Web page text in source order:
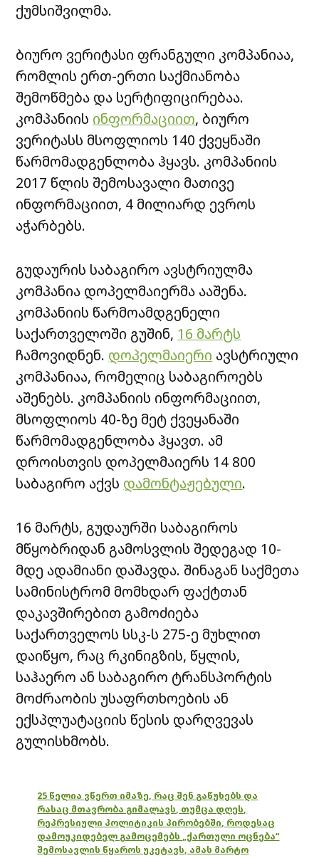
ქუმსიშვილმა.
ბიურო ვერიტასი ფრანგული კომპანიაა,
რომლის ერთ-ერთი საქმიანობა
შემოწმება და სერტიფიცირებაა.
კომპანიის ინფორმაციით, ბიურო
ვერიტასს მსოფლიოს 140 ქვეყნაში
წარმომადგენლობა ჰყავს. კომპანიის
2017 წლის შემოსავალი მათივე
ინფორმაციით, 4 მილიარდ ევროს
აჭარბებს.
გუდაურის საბაგირო ავსტრიულმა
კომპანია დოპელმაიერმა ააშენა.
კომპანიის წარმოამდგენელი
საქართველოში გუშინ, 16 მარტს
ჩამოვიდნენ. დოპელმაიერი ავსტრიული
კომპანიაა, რომელიც საბაგიროებს
აშენებს. კომპანიის ინფორმაციით,
მსოფლიოს 40-ზე მეტ ქვეყანაში
წარმომადგენლობა ჰყავთ. ამ
დროისთვის დოპელმაიერს 14 800
საბაგირო აქვს დამონტაჟებული.
16 მარტს, გუდაურში საბაგიროს
მწყობრიდან გამოსვლის შედეგად 10-
მდე ადამიანი დაშავდა. შინაგან საქმეთა
სამინისტრომ მომხდარ ფაქტთან
დაკავშირებით გამოძიება
საქართველოს სსკ-ს 275-ე მუხლით
დაიწყო, რაც რკინიგზის, წყლის,
საჰაერო ან საბაგირო ტრანსპორტის
მოძრაობის უსაფრთხოების ან
ექსპლუატაციის წესის დარღვევას
გულისხმობს.
25 წელია ვწერთ იმაზე, რაც შენ გაწუხებს და
რასაც მთავრობა გიმალავს, თუმცა დღეს,
რეპრესიული პოლიტიკის პირობებში, როდესაც
დამოუკიდებელ გამოცემებს „ქართული ოცნება“
შემოსავლის წყაროს უკეტავს, ამას მარტო